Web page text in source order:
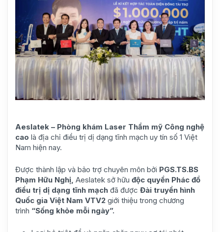
Aeslatek – Phòng khám Laser Thẩm mỹ Công nghệ
cao là địa chỉ điều trị dị dạng tĩnh mạch uy tín số 1 Việt
Nam hiện nay.
Được thành lập và bảo trợ chuyên môn bởi PGS.TS.BS
Phạm Hữu Nghị, Aeslatek sở hữu độc quyền Phác đồ
điều trị dị dạng tĩnh mạch đã được Đài truyền hình
Quốc gia Việt Nam VTV2 giới thiệu trong chương
trình “Sống khỏe mỗi ngày”.